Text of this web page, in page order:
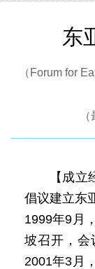
东
（Forum for
【成
倡议建立东
1999年9月
坡召开，会
2001年3月